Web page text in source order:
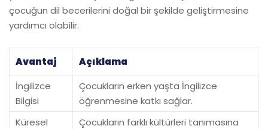
çocuğun dil becerilerini doğal bir şekilde geliştirmesine
yardımcı olabilir.
Avantaj
Açıklama
İngilizce
Bilgisi
Çocukların erken yaşta İngilizce
öğrenmesine katkı sağlar.
Küresel
Çocukların farklı kültürleri tanımasına